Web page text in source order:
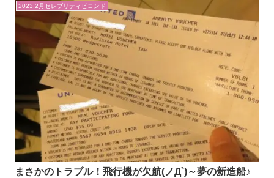
2023.2月セレブリティビヨンド
まさかのトラブル！飛行機が欠航(ノД`)～夢の新造船♪